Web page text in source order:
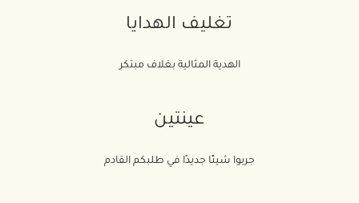
تغليف الهدايا
الهدية المثالية بغلاف مبتكر
عينتين
جربوا شيئًا جديدًا في طلبكم القادم